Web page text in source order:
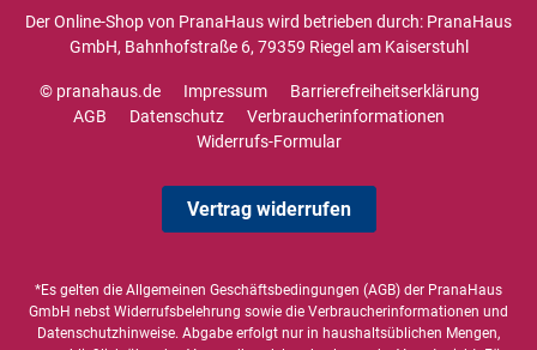
Der Online-Shop von PranaHaus wird betrieben durch: PranaHaus
GmbH, Bahnhofstraße 6, 79359 Riegel am Kaiserstuhl
© pranahaus.de Impressum
Barrierefreiheitserklärung
AGB
Datenschutz
Verbraucherinformationen
Widerrufs-Formular
Vertrag widerrufen
*Es gelten die Allgemeinen Geschäftsbedingungen (AGB) der PranaHaus
GmbH nebst Widerrufsbelehrung sowie die Verbraucherinformationen und
Datenschutzhinweise. Abgabe erfolgt nur in haushaltsüblichen Mengen,